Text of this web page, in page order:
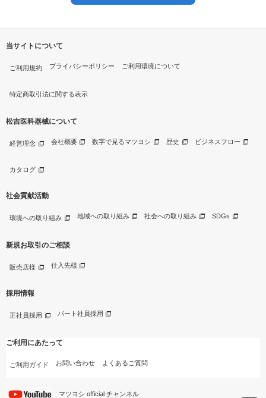
当サイトについて
ご利用規約 プライバシーポリシー ご利用環境について
特定商取引法に関する表示
松吉医科器械について
経営理念 会社概要 数字で見るマツヨシ 歴史 ビジネスフロー
カタログ
社会貢献活動
環境への取り組み 地域への取り組み 社会への取り組み SDGs
新規お取引のご相談
販売店様 仕入先様
採用情報
正社員採用 パート社員採用
ご利用にあたって
ご利用ガイド お問い合わせ よくあるご質問
マツヨシ official チャンネル